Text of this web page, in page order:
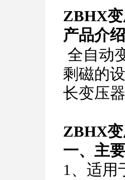
ZBHX
产品介
全自动
剩磁的
长变压
ZBHX
一、主
1、适用